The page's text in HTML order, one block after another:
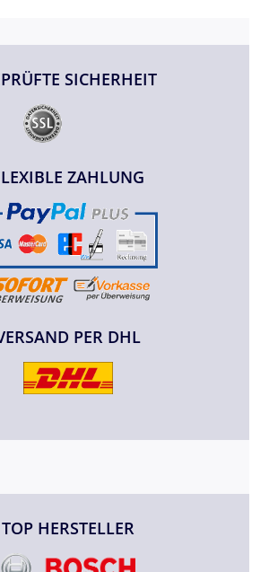
SICHERHEIT
ZAHLUNG
PER DHL
TOP HERSTELLER